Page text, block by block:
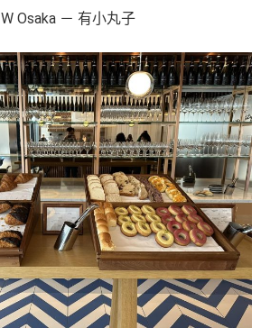
W Osaka － 有小丸子